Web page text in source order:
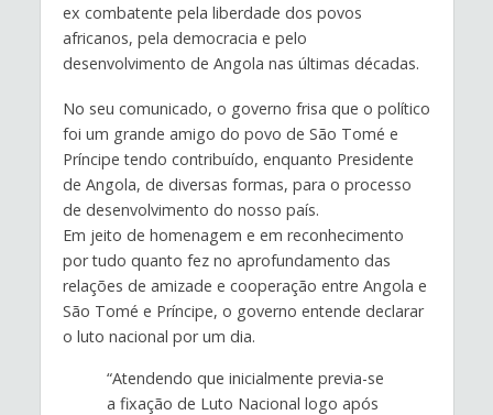
ex combatente pela liberdade dos povos
africanos, pela democracia e pelo
desenvolvimento de Angola nas últimas décadas.
No seu comunicado, o governo frisa que o político
foi um grande amigo do povo de São Tomé e
Príncipe tendo contribuído, enquanto Presidente
de Angola, de diversas formas, para o processo
de desenvolvimento do nosso país.
Em jeito de homenagem e em reconhecimento
por tudo quanto fez no aprofundamento das
relações de amizade e cooperação entre Angola e
São Tomé e Príncipe, o governo entende declarar
o luto nacional por um dia.
“Atendendo que inicialmente previa-se
a fixação de Luto Nacional logo após